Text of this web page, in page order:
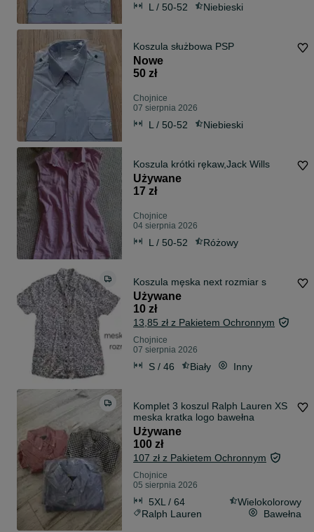
L / 50-52 Niebieski
Koszula służbowa PSP
Nowe
50 zł
Chojnice
07 sierpnia 2026
L / 50-52 Niebieski
Koszula krótki rękaw,Jack Wills
Używane
17 zł
Chojnice
04 sierpnia 2026
L / 50-52 Różowy
Koszula męska next rozmiar s
Używane
10 zł
13,85 zł z Pakietem Ochronnym
Chojnice
07 sierpnia 2026
S / 46 Biały Inny
Komplet 3 koszul Ralph Lauren XS
meska kratka logo bawełna
Używane
100 zł
107 zł z Pakietem Ochronnym
Chojnice
05 sierpnia 2026
5XL / 64
Wielokolorowy
Ralph Lauren
Bawełna